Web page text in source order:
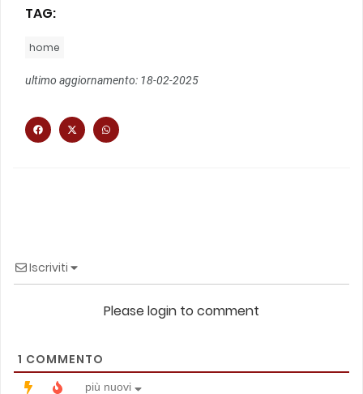
TAG:
home
ultimo aggiornamento: 18-02-2025
Iscriviti
Please login to comment
1 COMMENTO
più nuovi